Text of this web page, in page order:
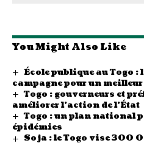
You Might Also Like
École publique au Togo :
campagne pour un
Togo : gouverneurs et
améliorer l’action de l’État
Togo : un plan national
épidémies
Soja : le Togo vise 300